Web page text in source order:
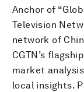
Anchor of
Television
network of
CGTN’s
market
local insights.